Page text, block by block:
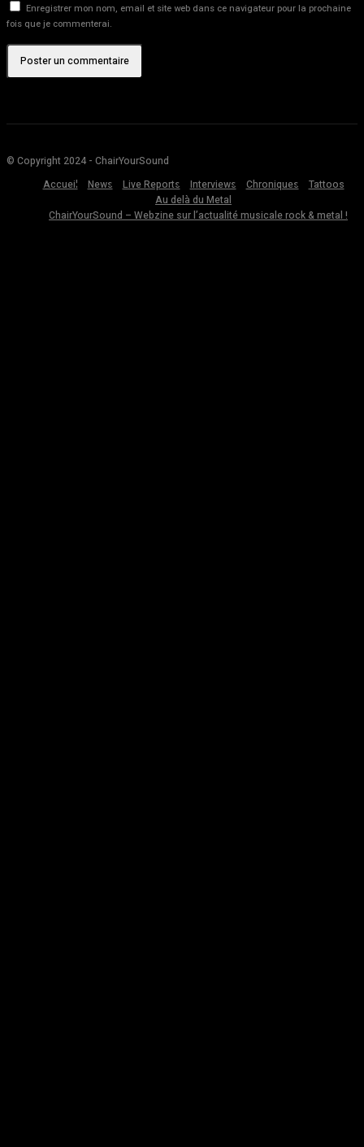
Enregistrer mon nom, email et site web dans ce navigateur pour la prochaine
fois que je commenterai.
© Copyright 2024 - ChairYourSound
Accueil
News Live Reports Interviews Chroniques
Tattoos
Au delà du Metal
ChairYourSound – Webzine sur l’actualité musicale rock & metal !